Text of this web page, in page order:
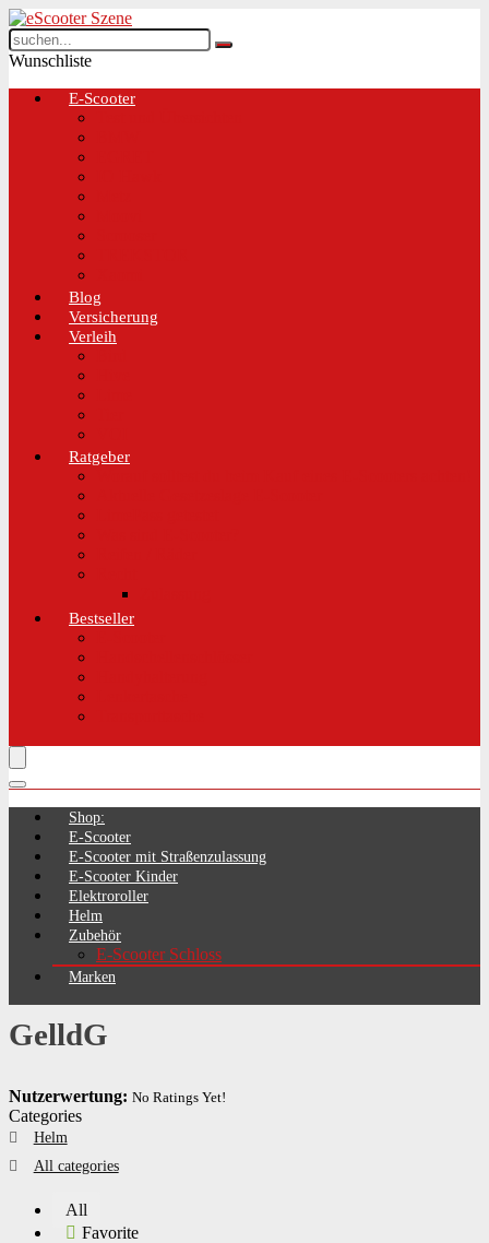
Wunschliste
E-Scooter
Blog
Versicherung
Verleih
Ratgeber
Bestseller
Shop:
E-Scooter
E-Scooter mit Straßenzulassung
E-Scooter Kinder
Elektroroller
Helm
Zubehör
E-Scooter Schloss
Marken
GelldG
Nutzerwertung: No Ratings Yet!
Categories
Helm
All categories
All
Favorite